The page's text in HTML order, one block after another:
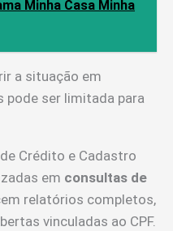
Minha Casa Minha
a situação em
ser limitada para
Crédito e Cadastro
em consultas de
relatórios completos,
vinculadas ao CPF.